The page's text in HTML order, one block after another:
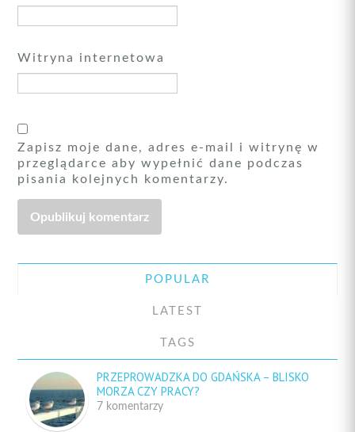
Witryna internetowa
Zapisz moje dane, adres e-mail i witrynę w
przeglądarce aby wypełnić dane podczas
pisania kolejnych komentarzy.
POPULAR
LATEST
TAGS
PRZEPROWADZKA DO GDAŃSKA – BLISKO
MORZA CZY PRACY?
7 komentarzy